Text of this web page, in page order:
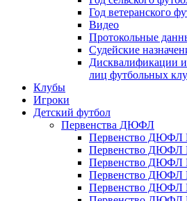
Год ветеранского
Видео
Протокольные
Судейские
Дисквалификации
лиц футбольных
Клубы
Игроки
Детский футбол
Первенства ДЮФЛ
Первенство ДЮФЛ
Первенство ДЮФЛ
Первенство ДЮФЛ
Первенство ДЮФЛ
Первенство ДЮФЛ